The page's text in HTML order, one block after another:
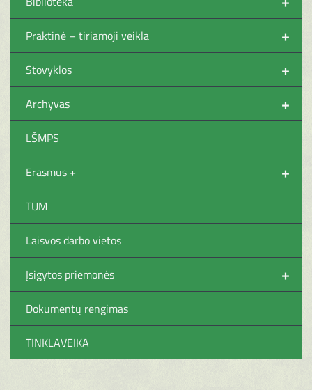
+
Praktinė – tiriamoji veikla
+
Stovyklos
+
Archyvas
LŠMPS
+
Erasmus +
TŪM
Laisvos darbo vietos
+
Įsigytos priemonės
Dokumentų rengimas
TINKLAVEIKA